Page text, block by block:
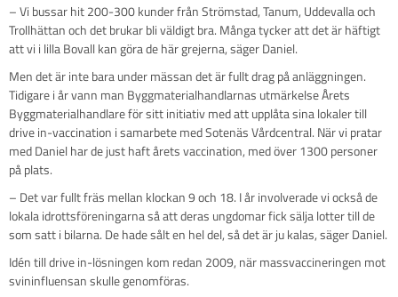
– Vi bussar hit 200-300 kunder från Strömstad, Tanum, Uddevalla och
Trollhättan och det brukar bli väldigt bra. Många tycker att det är häftigt
att vi i lilla Bovall kan göra de här grejerna, säger Daniel.
Men det är inte bara under mässan det är fullt drag på anläggningen.
Tidigare i år vann man Byggmaterialhandlarnas utmärkelse Årets
Byggmaterialhandlare för sitt initiativ med att upplåta sina lokaler till
drive in-vaccination i samarbete med Sotenäs Vårdcentral. När vi pratar
med Daniel har de just haft årets vaccination, med över 1300 personer
på plats.
– Det var fullt fräs mellan klockan 9 och 18. I år involverade vi också de
lokala idrottsföreningarna så att deras ungdomar fick sälja lotter till de
som satt i bilarna. De hade sålt en hel del, så det är ju kalas, säger Daniel.
Idén till drive in-lösningen kom redan 2009, när massvaccineringen mot
svininfluensan skulle genomföras.